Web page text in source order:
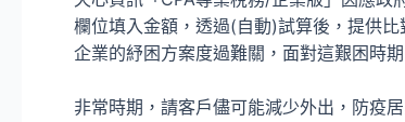
欄位填入金額，透過(自動)試算後，提供
企業的紓困方案度過難關，面對這艱困時
非常時期，請客戶儘可能減少外出，防疫